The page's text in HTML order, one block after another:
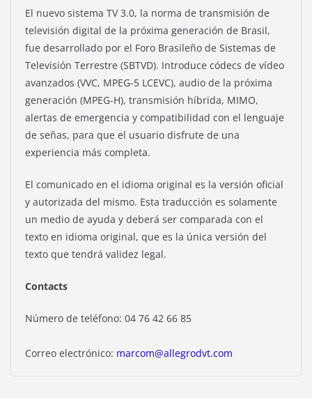
El nuevo sistema TV 3.0, la norma de transmisión de
televisión digital de la próxima generación de Brasil,
fue desarrollado por el Foro Brasileño de Sistemas de
Televisión Terrestre (SBTVD). Introduce códecs de vídeo
avanzados (VVC, MPEG-5 LCEVC), audio de la próxima
generación (MPEG-H), transmisión híbrida, MIMO,
alertas de emergencia y compatibilidad con el lenguaje
de señas, para que el usuario disfrute de una
experiencia más completa.
El comunicado en el idioma original es la versión oficial
y autorizada del mismo. Esta traducción es solamente
un medio de ayuda y deberá ser comparada con el
texto en idioma original, que es la única versión del
texto que tendrá validez legal.
Contacts
Número de teléfono: 04 76 42 66 85
Correo electrónico: marcom@allegrodvt.com